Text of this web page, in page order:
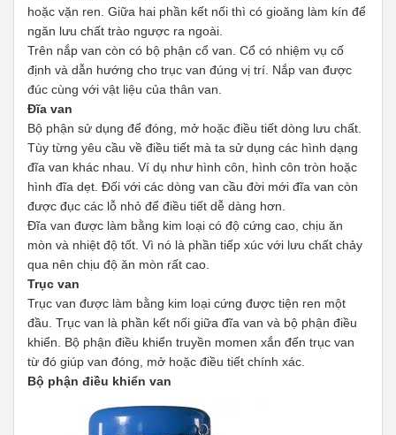
hoặc vặn ren. Giữa hai phần kết nối thì có gioăng làm kín để
ngăn lưu chất trào ngược ra ngoài.
Trên nắp van còn có bộ phận cổ van. Cổ có nhiệm vụ cố
định và dẫn hướng cho trục van đúng vị trí. Nắp van được
đúc cùng với vật liệu của thân van.
Đĩa van
Bộ phận sử dụng để đóng, mở hoặc điều tiết dòng lưu chất.
Tùy từng yêu cầu về điều tiết mà ta sử dụng các hình dạng
đĩa van khác nhau. Ví dụ như hình côn, hình côn tròn hoặc
hình đĩa dẹt. Đối với các dòng van cầu đời mới đĩa van còn
được đục các lỗ nhỏ để điều tiết dễ dàng hơn.
Đĩa van được làm bằng kim loại có độ cứng cao, chịu ăn
mòn và nhiệt độ tốt. Vì nó là phần tiếp xúc với lưu chất chảy
qua nên chịu độ ăn mòn rất cao.
Trục van
Trục van được làm bằng kim loại cứng được tiện ren một
đầu. Trục van là phần kết nối giữa đĩa van và bộ phận điều
khiển. Bộ phận điều khiển truyền momen xắn đến trục van
từ đó giúp van đóng, mở hoặc điều tiết chính xác.
Bộ phận điều khiển van